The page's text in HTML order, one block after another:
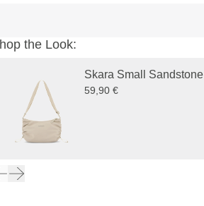
the Look:
Skara Small Sandstone
59,90 €